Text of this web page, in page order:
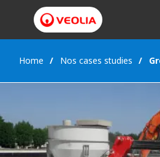
Home Nos cases studies